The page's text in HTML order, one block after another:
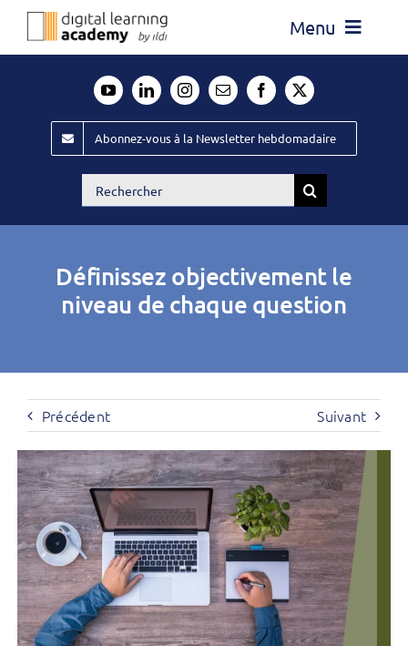
Passer
Menu
Évènements ILDI
Offres d’emploi
Publiez
Abonnez-vous à la Newsletter hebdomadaire
Rechercher:
Définissez objectivement le
niveau de chaque question
Précédent Suivant